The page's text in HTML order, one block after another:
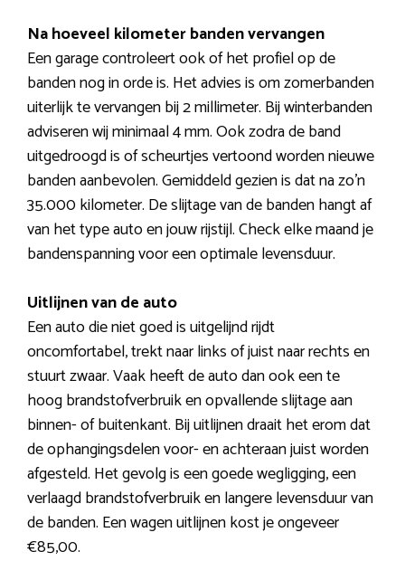
Na hoeveel kilometer banden vervangen
Een garage controleert ook of het profiel op de
banden nog in orde is. Het advies is om zomerbanden
uiterlijk te vervangen bij 2 millimeter. Bij winterbanden
adviseren wij minimaal 4 mm. Ook zodra de band
uitgedroogd is of scheurtjes vertoond worden nieuwe
banden aanbevolen. Gemiddeld gezien is dat na zo’n
35.000 kilometer. De slijtage van de banden hangt af
van het type auto en jouw rijstijl. Check elke maand je
bandenspanning voor een optimale levensduur.
Uitlijnen van de auto
Een auto die niet goed is uitgelijnd rijdt
oncomfortabel, trekt naar links of juist naar rechts en
stuurt zwaar. Vaak heeft de auto dan ook een te
hoog brandstofverbruik en opvallende slijtage aan
binnen- of buitenkant. Bij uitlijnen draait het erom dat
de ophangingsdelen voor- en achteraan juist worden
afgesteld. Het gevolg is een goede wegligging, een
verlaagd brandstofverbruik en langere levensduur van
de banden. Een wagen uitlijnen kost je ongeveer
€85,00.